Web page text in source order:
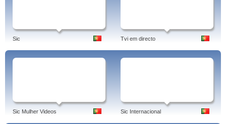
Sic Tvi em directo
Sic Mulher Videos Sic Internacional